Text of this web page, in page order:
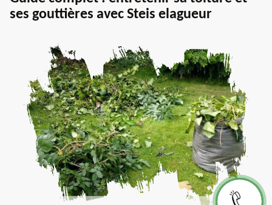
ses gouttières avec Steis elagueur